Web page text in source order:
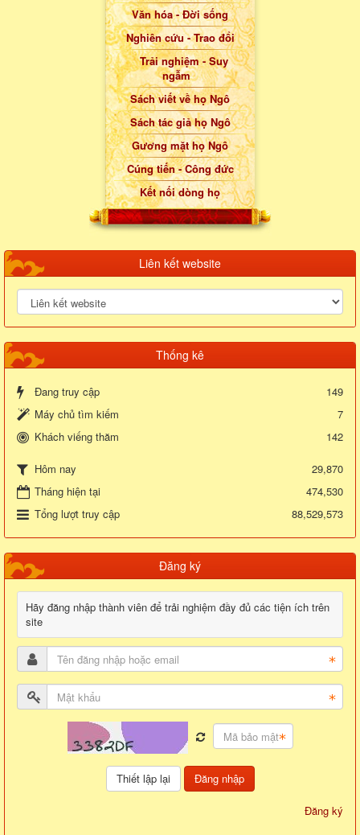
Văn hóa - Đời sống
Nghiên cứu - Trao đổi
Trải nghiệm - Suy
ngẫm
Sách viết về họ Ngô
Sách tác giả họ Ngô
Gương mặt họ Ngô
Cúng tiến - Công đức
Kết nối dòng họ
Liên kết website
Thống kê
Đang truy cập
149
Máy chủ tìm kiếm
7
Khách viếng thăm
142
Hôm nay
29,870
Tháng hiện tại
474,530
Tổng lượt truy cập
88,529,573
Đăng ký
Hãy đăng nhập thành viên để trải nghiệm đầy đủ các tiện ích trên
site
Đăng nhập
Đăng ký